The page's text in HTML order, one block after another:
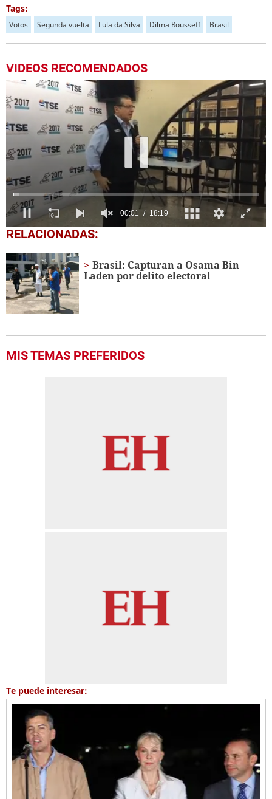
Tags:
Votos Segunda vuelta Lula da Silva Dilma Rousseff Brasil
VIDEOS RECOMENDADOS
0
seconds
18
minutes,
19
seconds
RELACIONADAS:
Brasil: Capturan a Osama Bin
Laden por delito electoral
MIS TEMAS PREFERIDOS
Te puede interesar: